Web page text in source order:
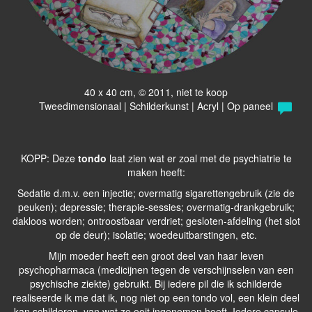
40 x 40 cm, © 2011, niet te koop
Tweedimensionaal | Schilderkunst | Acryl | Op paneel
KOPP: Deze tondo laat zien wat er zoal met de psychiatrie te
maken heeft:
Sedatie d.m.v. een injectie; overmatig sigarettengebruik (zie de
peuken); depressie; therapie-sessies; overmatig-drankgebruik;
dakloos worden; ontroostbaar verdriet; gesloten-afdeling (het slot
op de deur); isolatie; woedeuitbarstingen, etc.
Mijn moeder heeft een groot deel van haar leven
psychopharmaca (medicijnen tegen de verschijnselen van een
psychische ziekte) gebruikt. Bij iedere pil die ik schilderde
realiseerde ik me dat ik, nog niet op een tondo vol, een klein deel